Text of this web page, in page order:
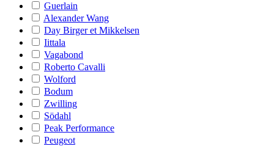
Guerlain
Alexander Wang
Day Birger et Mikkelsen
Iittala
Vagabond
Roberto Cavalli
Wolford
Bodum
Zwilling
Södahl
Peak Performance
Peugeot